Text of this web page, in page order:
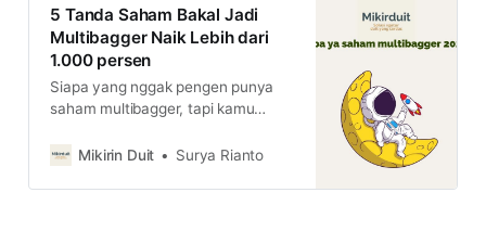
5 Tanda Saham Bakal Jadi
Multibagger Naik Lebih dari
1.000 persen
Siapa yang nggak pengen punya
saham multibagger, tapi kamu
saham bisa jadi multibagger di sini
Mikirin Duit Surya Rianto